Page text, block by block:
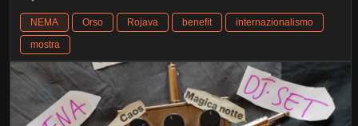
NEMA Orso Rojava benefit
internazionalismo
mostra